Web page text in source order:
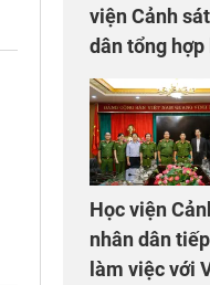
viện Cảnh
dân tổng
màn Trống
mừng Đại
Học viện
nhân dân
làm việc với